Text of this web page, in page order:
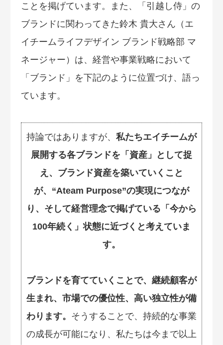
ことを掲げています。また、「引越し侍」の
ブランドに関わってきた鈴木 貴大さん（エ
イチームライフデザイン ブランド戦略部 マ
ネージャー）は、経営や事業戦略において
「ブランド」を下記のように位置づけ、語っ
ています。
持論ではありますが、 私たちエイチームが
展開する各ブランドを「資産」として捉
え、ブランド資産を築いていくこと
が、“Ateam Purpose”の実現につなが
り、そして経営理念で掲げている「今から
100年続く」状態に近づくと考えていま
す。
ブランドを育てていくことで、継続顧客が
生まれ、市場での優位性、高い独立性が備
わります。 そうすることで、持続的な事業
の成長が可能になり、私たちは今まで以上